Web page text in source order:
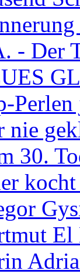
- Der
30.